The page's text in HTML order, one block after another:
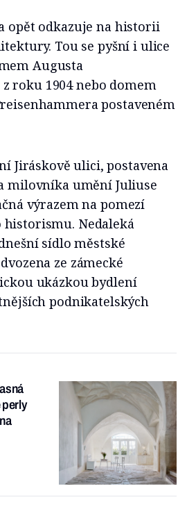
opět odkazuje na historii
Tou se pyšní i ulice
Augusta
roku 1904 nebo domem
postaveném
Jiráskově ulici, postavena
milovníka umění Juliuse
výrazem na pomezí
Nedaleká
sídlo městské
ze zámecké
ukázkou bydlení
podnikatelských